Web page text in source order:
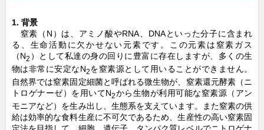
1. 背景
窒素（N）は、アミノ酸やRNA、DNAといった分子に含まれ
る、生命活動に欠かせない元素です。この元素は窒素ガス
（N2 ）として私達の身の回りに豊富に存在しますが、多くの生
物は非常に安定なN2を窒素源として用いることができません。
自然界では窒素固定細菌と呼ばれる微生物が、窒素還元酵素（ニ
トロゲナーゼ）を用いてN2から生物が利用可能な窒素源（アン
モニアなど）を生み出し、生態系を支えています。また窒素の供
給は効率的な食料生産に不可欠であるため、生産性の高い窒素固